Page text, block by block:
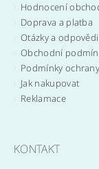
Hodnocení
Doprava a platba
Otázky a odpovědi
Obchodní
Podmínky
Jak nakupovat
Reklamace
KONTAKT